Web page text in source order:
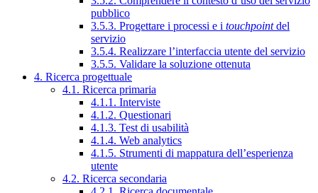
pubblico
3.5.3. Progettare i processi e i touchpointdel
servizio
3.5.4. Realizzare l’interfaccia utente del servizio
3.5.5. Validare la soluzione ottenuta
4. Ricerca progettuale
4.1. Ricerca primaria
4.1.1. Interviste
4.1.2. Questionari
4.1.3. Test di usabilità
4.1.4. Web analytics
4.1.5. Strumenti di mappatura dell’esperienza
utente
4.2. Ricerca secondaria